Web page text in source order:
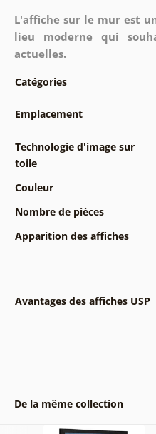
L'affiche sur le mur est
lieu moderne qui
actuelles.
Catégories
Emplacement
Technologie d'image sur
toile
Couleur
Nombre de pièces
Apparition des affiches
Avantages des affiches USP
De la même collection